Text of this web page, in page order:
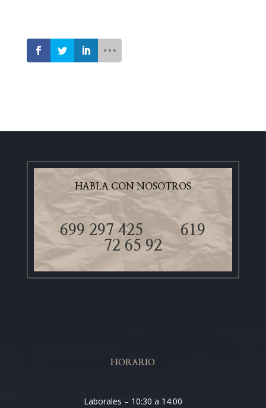
HABLA CON NOSOTROS
699 297 425619
72 65 92
HORARIO
Laborales – 10:30 a 14:00